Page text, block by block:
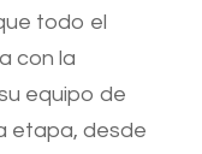
todo el
con la
equipo de
etapa, desde